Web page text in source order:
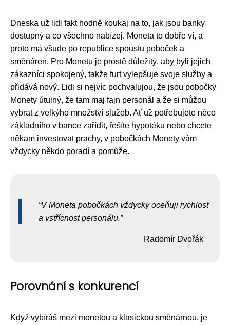
Dneska už lidi fakt hodně koukaj na to, jak jsou banky
dostupný a co všechno nabízej. Moneta to dobře ví, a
proto má všude po republice spoustu poboček a
směnáren. Pro Monetu je prostě důležitý, aby byli jejich
zákazníci spokojený, takže furt vylepšuje svoje služby a
přidává nový. Lidi si nejvíc pochvalujou, že jsou pobočky
Monety útulný, že tam maj fajn personál a že si můžou
vybrat z velkýho množství služeb. Ať už potřebujete něco
základního v bance zařídit, řešíte hypotéku nebo chcete
někam investovat prachy, v pobočkách Monety vám
vždycky někdo poradí a pomůže.
V Moneta pobočkách vždycky oceňuji rychlost
a vstřícnost personálu.
Radomír Dvořák
Porovnání s konkurencí
Když vybíráš mezi monetou a klasickou směnárnou, je